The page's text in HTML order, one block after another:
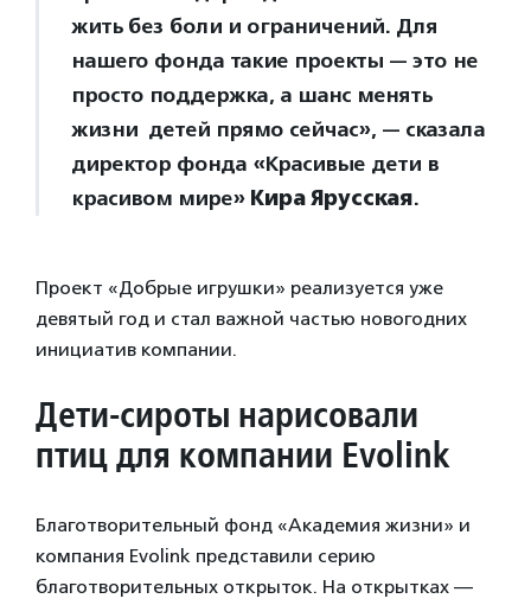
жить без боли и ограничений. Для
нашего фонда такие проекты — это не
просто поддержка, а шанс менять
жизни детей прямо сейчас», — сказала
директор фонда «Красивые дети в
красивом мире» Кира Ярусская.
Проект «Добрые игрушки» реализуется уже
девятый год и стал важной частью новогодних
инициатив компании.
Дети-сироты нарисовали
птиц для компании Evolink
Благотворительный фонд «Академия жизни» и
компания Evolink представили серию
благотворительных открыток. На открытках —